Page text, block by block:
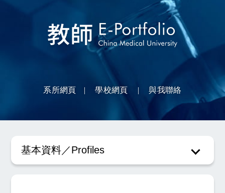
系所網頁 | 學校網頁 | 與我聯絡
教師Eportfolio
基本資料／Profiles